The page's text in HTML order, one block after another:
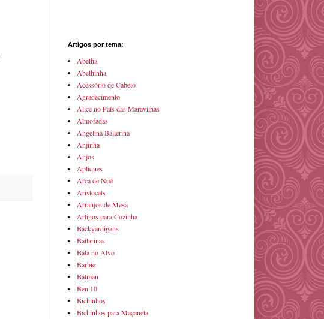
Artigos por tema:
Abelha
Abelhinha
Acessório de Cabelo
Agradecimento
Alice no País das Maravilhas
Almofadas
Angelina Ballerina
Anjinha
Anjos
Apliques
Arca de Noé
Aristocats
Arranjos de Mesa
Artigos para Cozinha
Backyardigans
Bailarinas
Bala no Alvo
Barbie
Batman
Ben 10
Bichinhos
Bichinhos para Maçaneta